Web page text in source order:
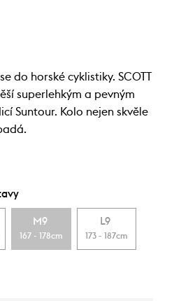
do horské cyklistiky. SCOTT
superlehkým a pevným
Suntour. Kolo nejen skvěle
M9
167 - 178cm
L9
173 - 187cm